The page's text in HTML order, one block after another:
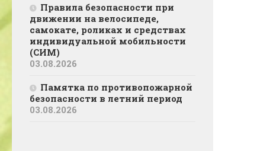
Правила безопасности при
движении на велосипеде,
самокате, роликах и средствах
индивидуальной мобильности
(СИМ)
03.08.2026
Памятка по противопожарной
безопасности в летний период
03.08.2026